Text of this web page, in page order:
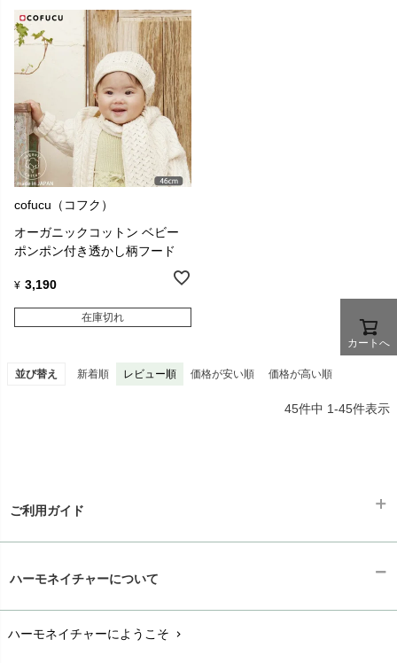
cofucu（コフク）
オーガニックコットン ベビー
ポンポン付き透かし柄フード
¥ 3,190
在庫切れ
並び替え 新着順 レビュー順 価格が安い順 価格が高い順
45件中 1-45件表示
カートへ
ご利用ガイド
配送と送料chevron_right
ハーモネイチャーについて
ハーモネイチャーにようこそ chevron_right